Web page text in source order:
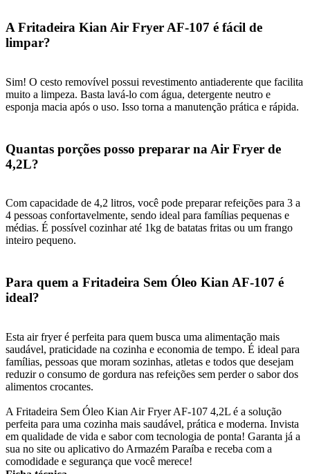
A Fritadeira Kian Air Fryer AF-107 é fácil de
limpar?
Sim! O cesto removível possui revestimento antiaderente que facilita
muito a limpeza. Basta lavá-lo com água, detergente neutro e
esponja macia após o uso. Isso torna a manutenção prática e rápida.
Quantas porções posso preparar na Air Fryer de
4,2L?
Com capacidade de 4,2 litros, você pode preparar refeições para 3 a
4 pessoas confortavelmente, sendo ideal para famílias pequenas e
médias. É possível cozinhar até 1kg de batatas fritas ou um frango
inteiro pequeno.
Para quem a Fritadeira Sem Óleo Kian AF-107 é
ideal?
Esta air fryer é perfeita para quem busca uma alimentação mais
saudável, praticidade na cozinha e economia de tempo. É ideal para
famílias, pessoas que moram sozinhas, atletas e todos que desejam
reduzir o consumo de gordura nas refeições sem perder o sabor dos
alimentos crocantes.
A Fritadeira Sem Óleo Kian Air Fryer AF-107 4,2L é a solução
perfeita para uma cozinha mais saudável, prática e moderna. Invista
em qualidade de vida e sabor com tecnologia de ponta! Garanta já a
sua no site ou aplicativo do Armazém Paraíba e receba com a
comodidade e segurança que você merece!